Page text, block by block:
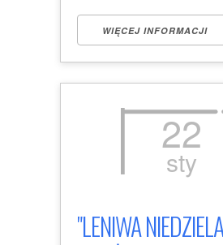
WIĘCEJ INFORMACJI
22
sty
"LENIWA